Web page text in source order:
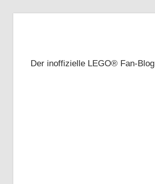
Der inoffizielle LEGO® Fan-Blog